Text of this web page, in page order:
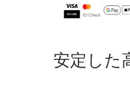
安定した